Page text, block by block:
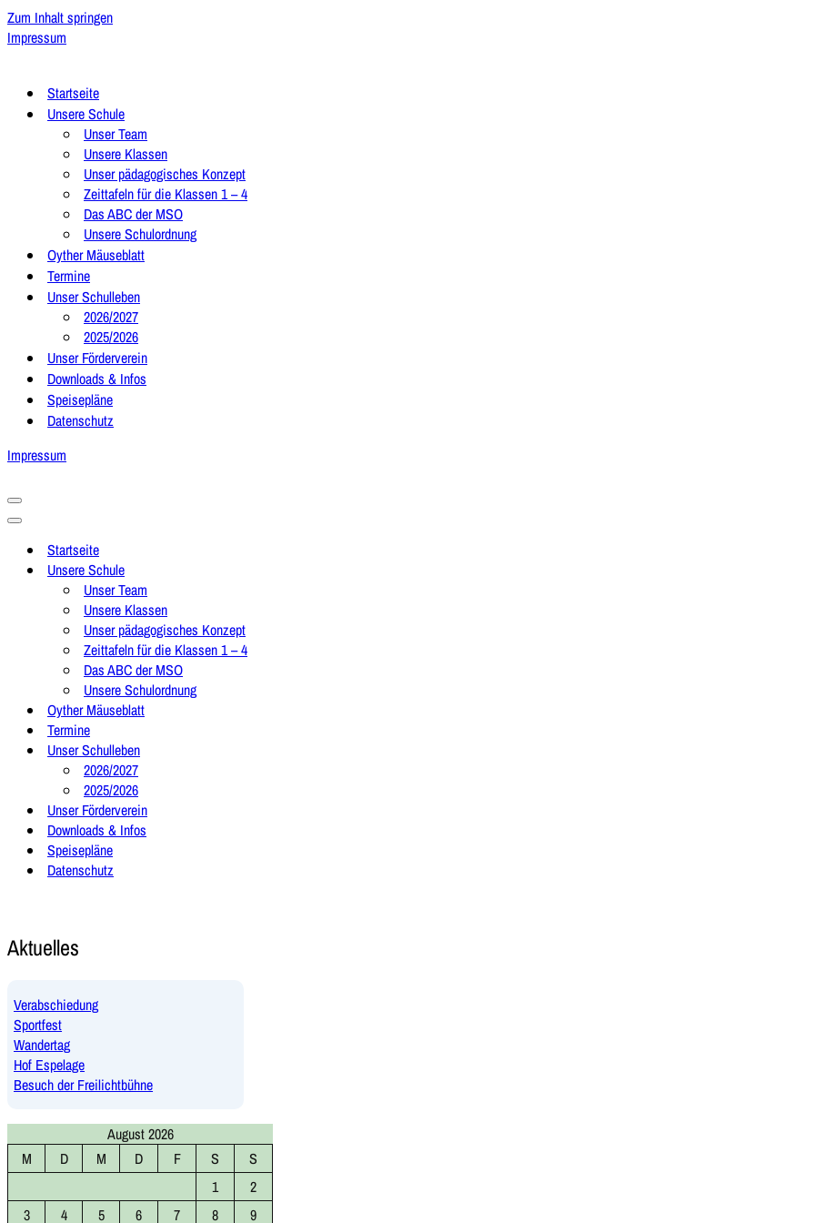
Zum Inhalt springen
Impressum
Startseite
Unsere Schule
Unser Team
Unsere Klassen
Unser pädagogisches Konzept
Zeittafeln für die Klassen 1 – 4
Das ABC der MSO
Unsere Schulordnung
Oyther Mäuseblatt
Termine
Unser Schulleben
2026/2027
2025/2026
Unser Förderverein
Downloads & Infos
Speisepläne
Datenschutz
Impressum
Navigationsmenü
Navigationsmenü
Startseite
Unsere Schule
Unser Team
Unsere Klassen
Unser pädagogisches Konzept
Zeittafeln für die Klassen 1 – 4
Das ABC der MSO
Unsere Schulordnung
Oyther Mäuseblatt
Termine
Unser Schulleben
2026/2027
2025/2026
Unser Förderverein
Downloads & Infos
Speisepläne
Datenschutz
Aktuelles
Verabschiedung
Sportfest
Wandertag
Hof Espelage
Besuch der Freilichtbühne
August 2026
M
D M D F S
S
1
2
3
4 5 6 7 8 9